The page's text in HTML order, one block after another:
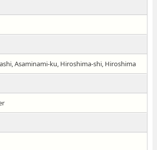
Asaminami-ku, Hiroshima-shi, Hiroshima